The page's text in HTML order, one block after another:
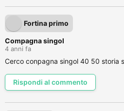
Fortina primo
Compagna singol
4 anni fa
Cerco conpagna singol 40 50 storia
Rispondi al commento